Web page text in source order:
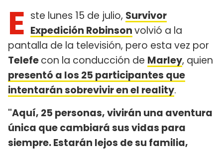
E ste lunes 15 de julio, Survivor
Expedición Robinsonvolvió a la
pantalla de la televisión, pero esta vez por
Telefecon la conducción de Marley, quien
presentó a los 25 participantes que
intentarán sobrevivir en el reality.
"Aquí, 25 personas, vivirán una aventura
única que cambiará sus vidas para
siempre. Estarán lejos de su familia,